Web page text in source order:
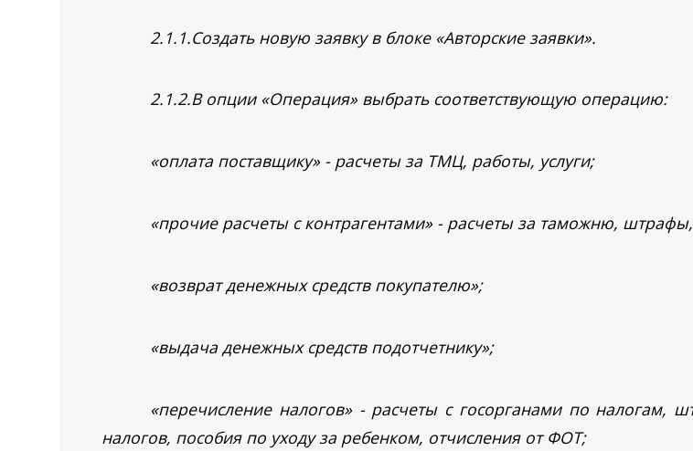
2.1.1.Создать новую заявку в блоке «Авторские заявки».
2.1.2.В опции «Операция» выбрать соответствующую операцию:
«оплата поставщику» - расчеты за ТМЦ, работы, услуги;
«прочие расчеты с контрагентами» - расчеты за таможню,
«возврат денежных средств покупателю»;
«выдача денежных средств подотчетнику»;
«перечисление налогов» - расчеты с госорганами по
налогов, пособия по уходу за ребенком, отчисления от ФОТ;